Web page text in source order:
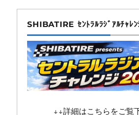
SHIBATIRE ｾﾝﾄﾗﾙﾗｼﾞｱﾙﾁｬﾚﾝ
↓↓詳細はこちらをご覧